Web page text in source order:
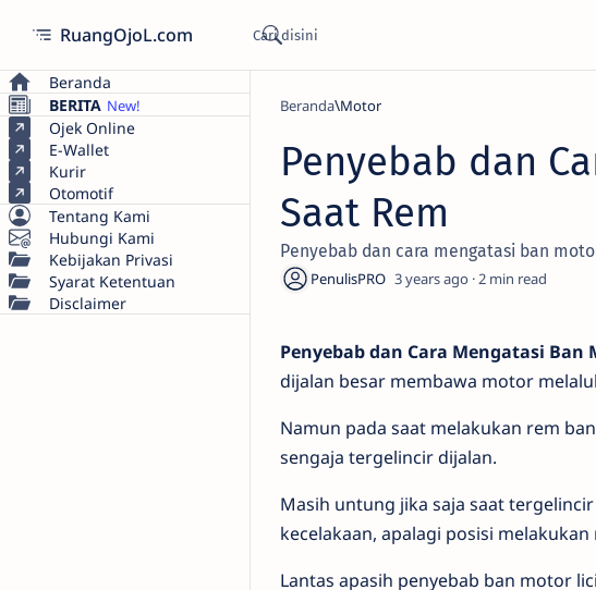
RuangOjoL.com
Beranda
BERITA
Ojek Online
E-Wallet
Kurir
Otomotif
Tentang Kami
Hubungi Kami
Kebijakan Privasi
Syarat Ketentuan
Disclaimer
Beranda Motor
Penyebab dan
Saat Rem
Penyebab dan cara mengatasi ban
3 years ago 2
Penyebab dan Cara Mengatasi Ban
dijalan besar membawa motor
Namun pada saat melakukan rem
sengaja tergelincir dijalan.
Masih untung jika saja saat
kecelakaan, apalagi posisi
Lantas apasih penyebab ban motor